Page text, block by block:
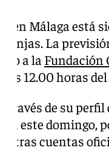
en Málaga está
La
a la Fundación
las 12.00 horas
través de su
en este
cuentas